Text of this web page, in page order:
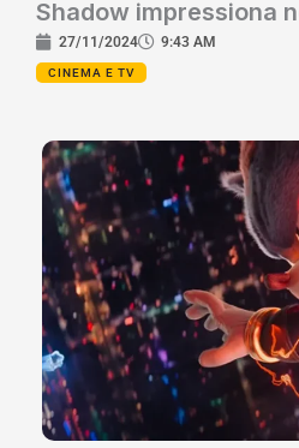
Shadow impressiona
27/11/2024 9:43 AM
CINEMA E TV